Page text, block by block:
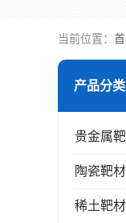
当前位置：
产品分类
贵金属
陶瓷靶材
稀土靶材